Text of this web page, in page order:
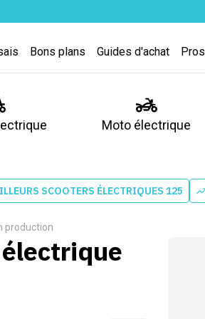
Bons plans Guides d'achat Pros
Moto électrique
SCOOTERS ÉLECTRIQUES 125
production